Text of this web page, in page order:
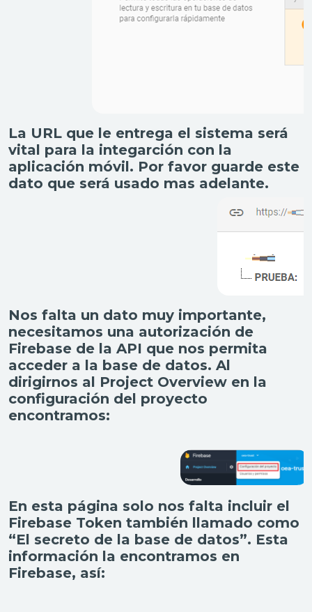
La URL que le entrega el sistema será
vital para la integarción con la
aplicación móvil. Por favor guarde este
dato que será usado mas adelante.
Nos falta un dato muy importante,
necesitamos una autorización de
Firebase de la API que nos permita
acceder a la base de datos. Al
dirigirnos al Project Overview en la
configuración del proyecto
encontramos:
En esta página solo nos falta incluir el
Firebase Token también llamado como
“El secreto de la base de datos”. Esta
información la encontramos en
Firebase, así: